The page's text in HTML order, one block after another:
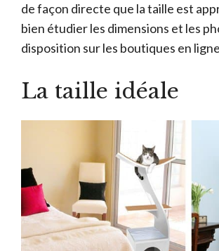
de façon directe que la taille est
bien étudier les dimensions et les
disposition sur les boutiques en
La taille idéale